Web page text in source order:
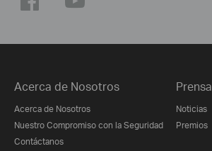
Acerca de Nosotros
Acerca de Nosotros
Nuestro Compromiso con la Seguridad
Contáctanos
Prensa
Noticias
Premios